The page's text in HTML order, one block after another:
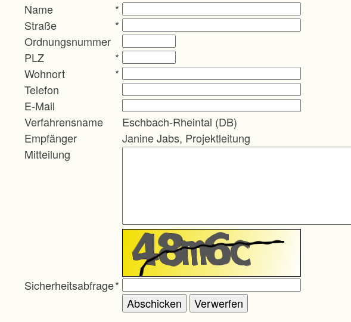
Name
*
Straße
*
Ordnungsnummer
PLZ
*
Wohnort
*
Telefon
E-Mail
Verfahrensname
Eschbach-Rheintal (DB)
Empfänger
Janine Jabs, Projektleitung
Mitteilung
Sicherheitsabfrage*